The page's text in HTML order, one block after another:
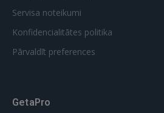
Servisa noteikumi
Konfidencialitātes politika
Pārvaldīt preferences
GetaPro